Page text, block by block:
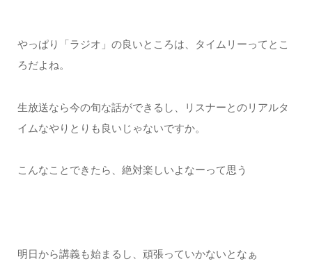
やっぱり「ラジオ」の良いところは、タイムリーってとこ
ろだよね。
生放送なら今の旬な話ができるし、リスナーとのリアルタ
イムなやりとりも良いじゃないですか。
こんなことできたら、絶対楽しいよなーって思う
明日から講義も始まるし、頑張っていかないとなぁ